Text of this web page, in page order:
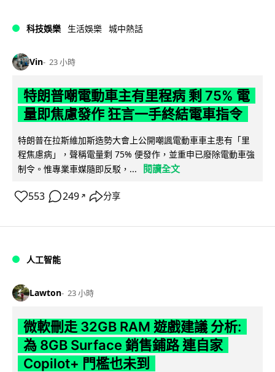
科技娛樂 生活娛樂 城中熱話
Vin 23 小時
特朗普嘲電動車主有里程病 剩 75% 電
量即焦慮發作 狂言一手終結電車指令
特朗普在拉斯維加斯造勢大會上公開嘲諷電動車車主患有「里
程焦慮病」，聲稱電量剩 75% 便發作，並重申已廢除電動車強
制令。惟專業車媒隨即反駁，...
閱讀全文
553 249 ↗ 分享
人工智能
Lawton 23 小時
微軟刪走 32GB RAM 遊戲建議 分析:
為 8GB Surface 銷售鋪路 連自家
Copilot+ 門檻也未到